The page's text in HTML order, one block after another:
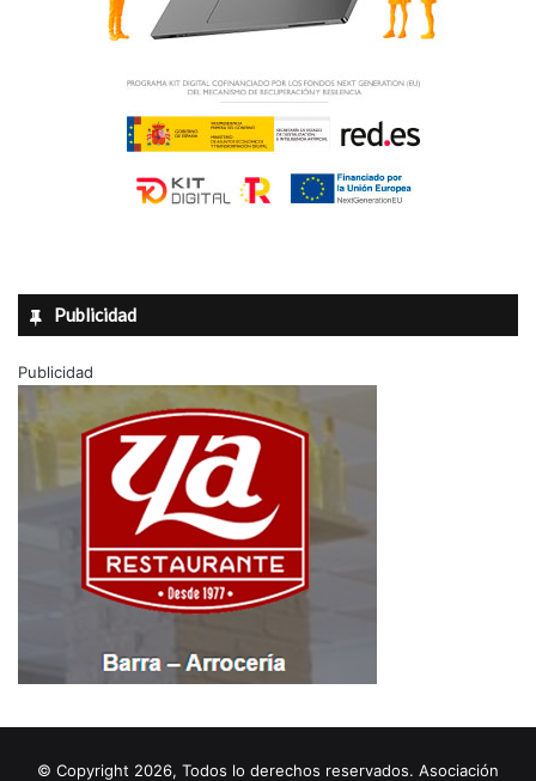
Publicidad
Publicidad
© Copyright 2026, Todos lo derechos reservados. Asociación